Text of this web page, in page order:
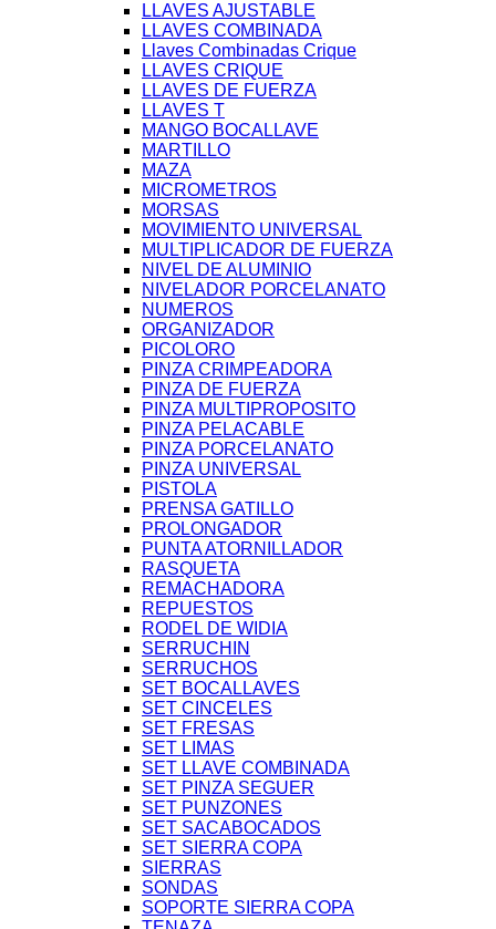
LLAVES AJUSTABLE
LLAVES COMBINADA
Llaves Combinadas Crique
LLAVES CRIQUE
LLAVES DE FUERZA
LLAVES T
MANGO BOCALLAVE
MARTILLO
MAZA
MICROMETROS
MORSAS
MOVIMIENTO UNIVERSAL
MULTIPLICADOR DE FUERZA
NIVEL DE ALUMINIO
NIVELADOR PORCELANATO
NUMEROS
ORGANIZADOR
PICOLORO
PINZA CRIMPEADORA
PINZA DE FUERZA
PINZA MULTIPROPOSITO
PINZA PELACABLE
PINZA PORCELANATO
PINZA UNIVERSAL
PISTOLA
PRENSA GATILLO
PROLONGADOR
PUNTA ATORNILLADOR
RASQUETA
REMACHADORA
REPUESTOS
RODEL DE WIDIA
SERRUCHIN
SERRUCHOS
SET BOCALLAVES
SET CINCELES
SET FRESAS
SET LIMAS
SET LLAVE COMBINADA
SET PINZA SEGUER
SET PUNZONES
SET SACABOCADOS
SET SIERRA COPA
SIERRAS
SONDAS
SOPORTE SIERRA COPA